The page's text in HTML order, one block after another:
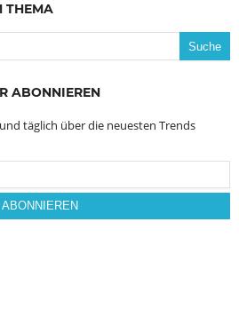
THEMA
ABONNIEREN
täglich über die neuesten Trends
ABONNIEREN